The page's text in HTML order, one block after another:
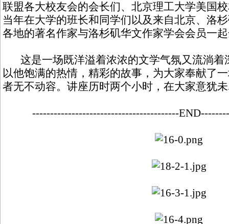
联盟各大校友会的会长们、北京理工大学美国
当年在大学的班长和同学们以及来自北京、洛
各地的著名作家与洛杉矶华文作家学会会员一
这是一场既洋溢着浓浓的文学气氛又流淌着
以他饱满的热情，精彩的故事，为大家奉献了
者无不动容。讲座历时两个小时，在大家意犹
-----------------------------------------